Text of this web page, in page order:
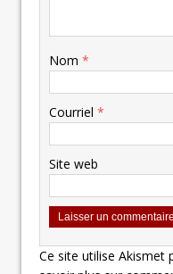
Nom *
Courriel *
Site web
Ce site utilise Akismet